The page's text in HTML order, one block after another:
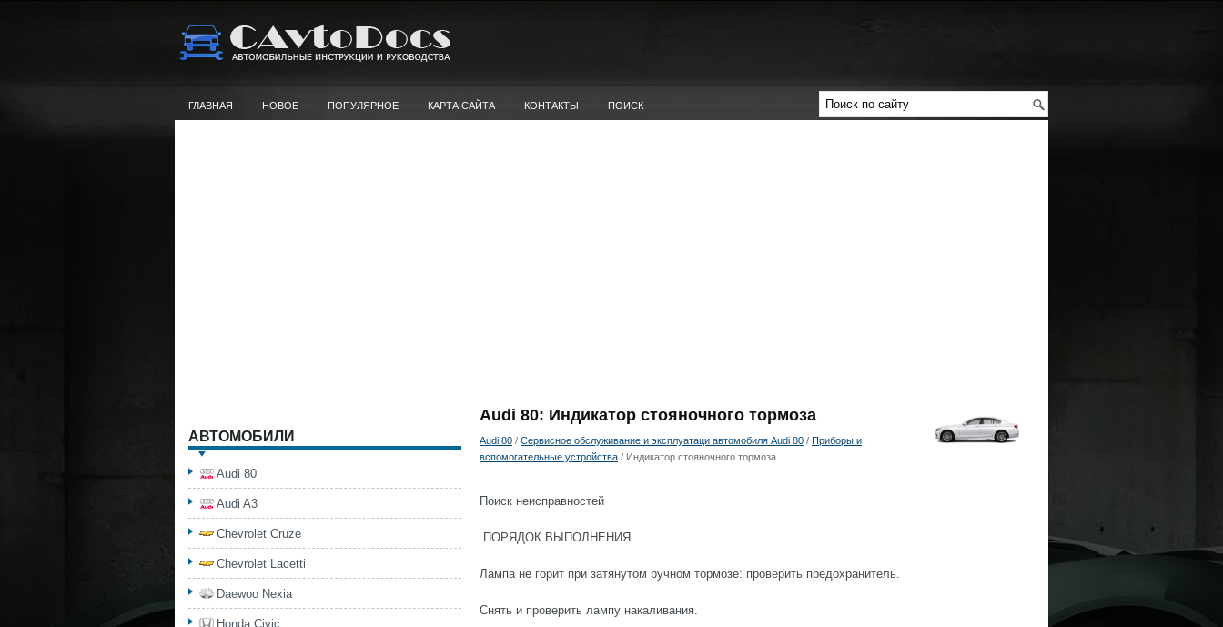
ГЛАВНАЯ НОВОЕ ПОПУЛЯРНОЕ КАРТА САЙТА КОНТАКТЫ ПОИСК
Audi 80: Индикатор стояночного тормоза
Audi 80 / Сервисное обслуживание и эксплуатаци автомобиля Audi 80 / Приборы и
вспомогательные устройства / Индикатор стояночного тормоза
Поиск неисправностей
ПОРЯДОК ВЫПОЛНЕНИЯ
Лампа не горит при затянутом ручном тормозе: проверить предохранитель.
Снять и проверить лампу накаливания.
АВТОМОБИЛИ
Audi 80
Audi A3
Chevrolet Cruze
Chevrolet Lacetti
Daewoo Nexia
Honda Civic